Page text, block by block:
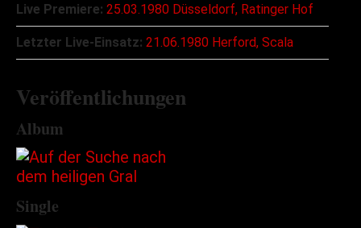
Live Premiere: 25.03.1980 Düsseldorf, Ratinger Hof
Letzter Live-Einsatz: 21.06.1980 Herford, Scala
Veröffentlichungen
Album
Single